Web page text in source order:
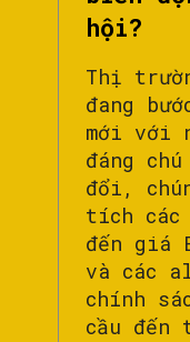
hội?
Thị
đang
mới với
đáng
đổi,
tích các
đến giá
và các
chính
cầu đến